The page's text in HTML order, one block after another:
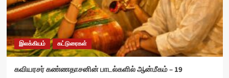
இலக்கியம் கட்டுரைகள்
கவியரசர் கண்ணதாசனின் பாடல்களில் ஆன்மீகம் – 19